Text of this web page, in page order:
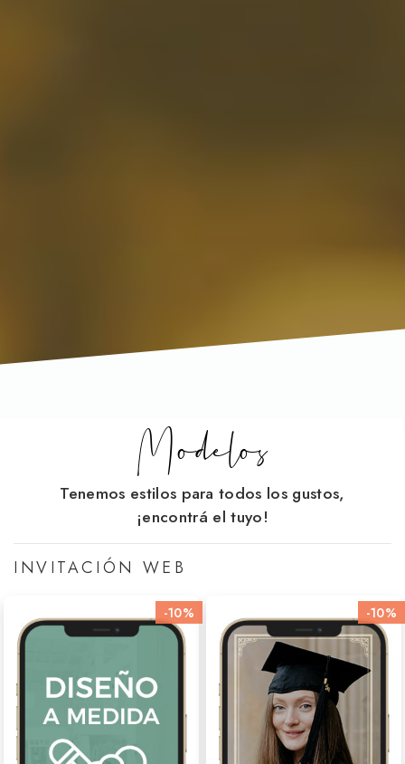
Modelos
Tenemos estilos para todos los gustos,
¡encontrá el tuyo!
INVITACIÓN WEB
-10% -10%